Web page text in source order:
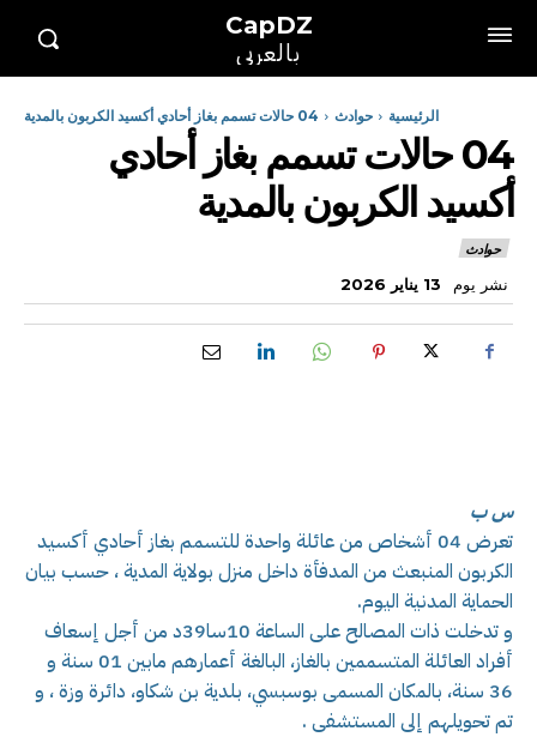
CapDZ
بالعربي
الرئيسية حوادث 04 حالات تسمم بغاز أحادي أكسيد الكربون بالمدية
04 حالات تسمم بغاز أحادي
أكسيد الكربون بالمدية
حوادث
نشر يوم 13 يناير 2026
س ب
تعرض 04 أشخاص من عائلة واحدة للتسمم بغاز أحادي أكسيد
الكربون المنبعث من المدفأة داخل منزل بولاية المدية ، حسب بيان
الحماية المدنية اليوم.
و تدخلت ذات المصالح على الساعة 10سا39د من أجل إسعاف
أفراد العائلة المتسممين بالغاز، البالغة أعمارهم مابين 01 سنة و
36 سنة، بالمكان المسمى بوسبسي، بلدية بن شكاو، دائرة وزة ، و
تم تحويلهم إلى المستشفى .